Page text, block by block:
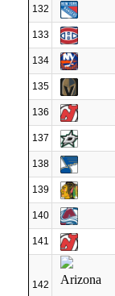
132
133
134
135
136
137
138
139
140
141
142